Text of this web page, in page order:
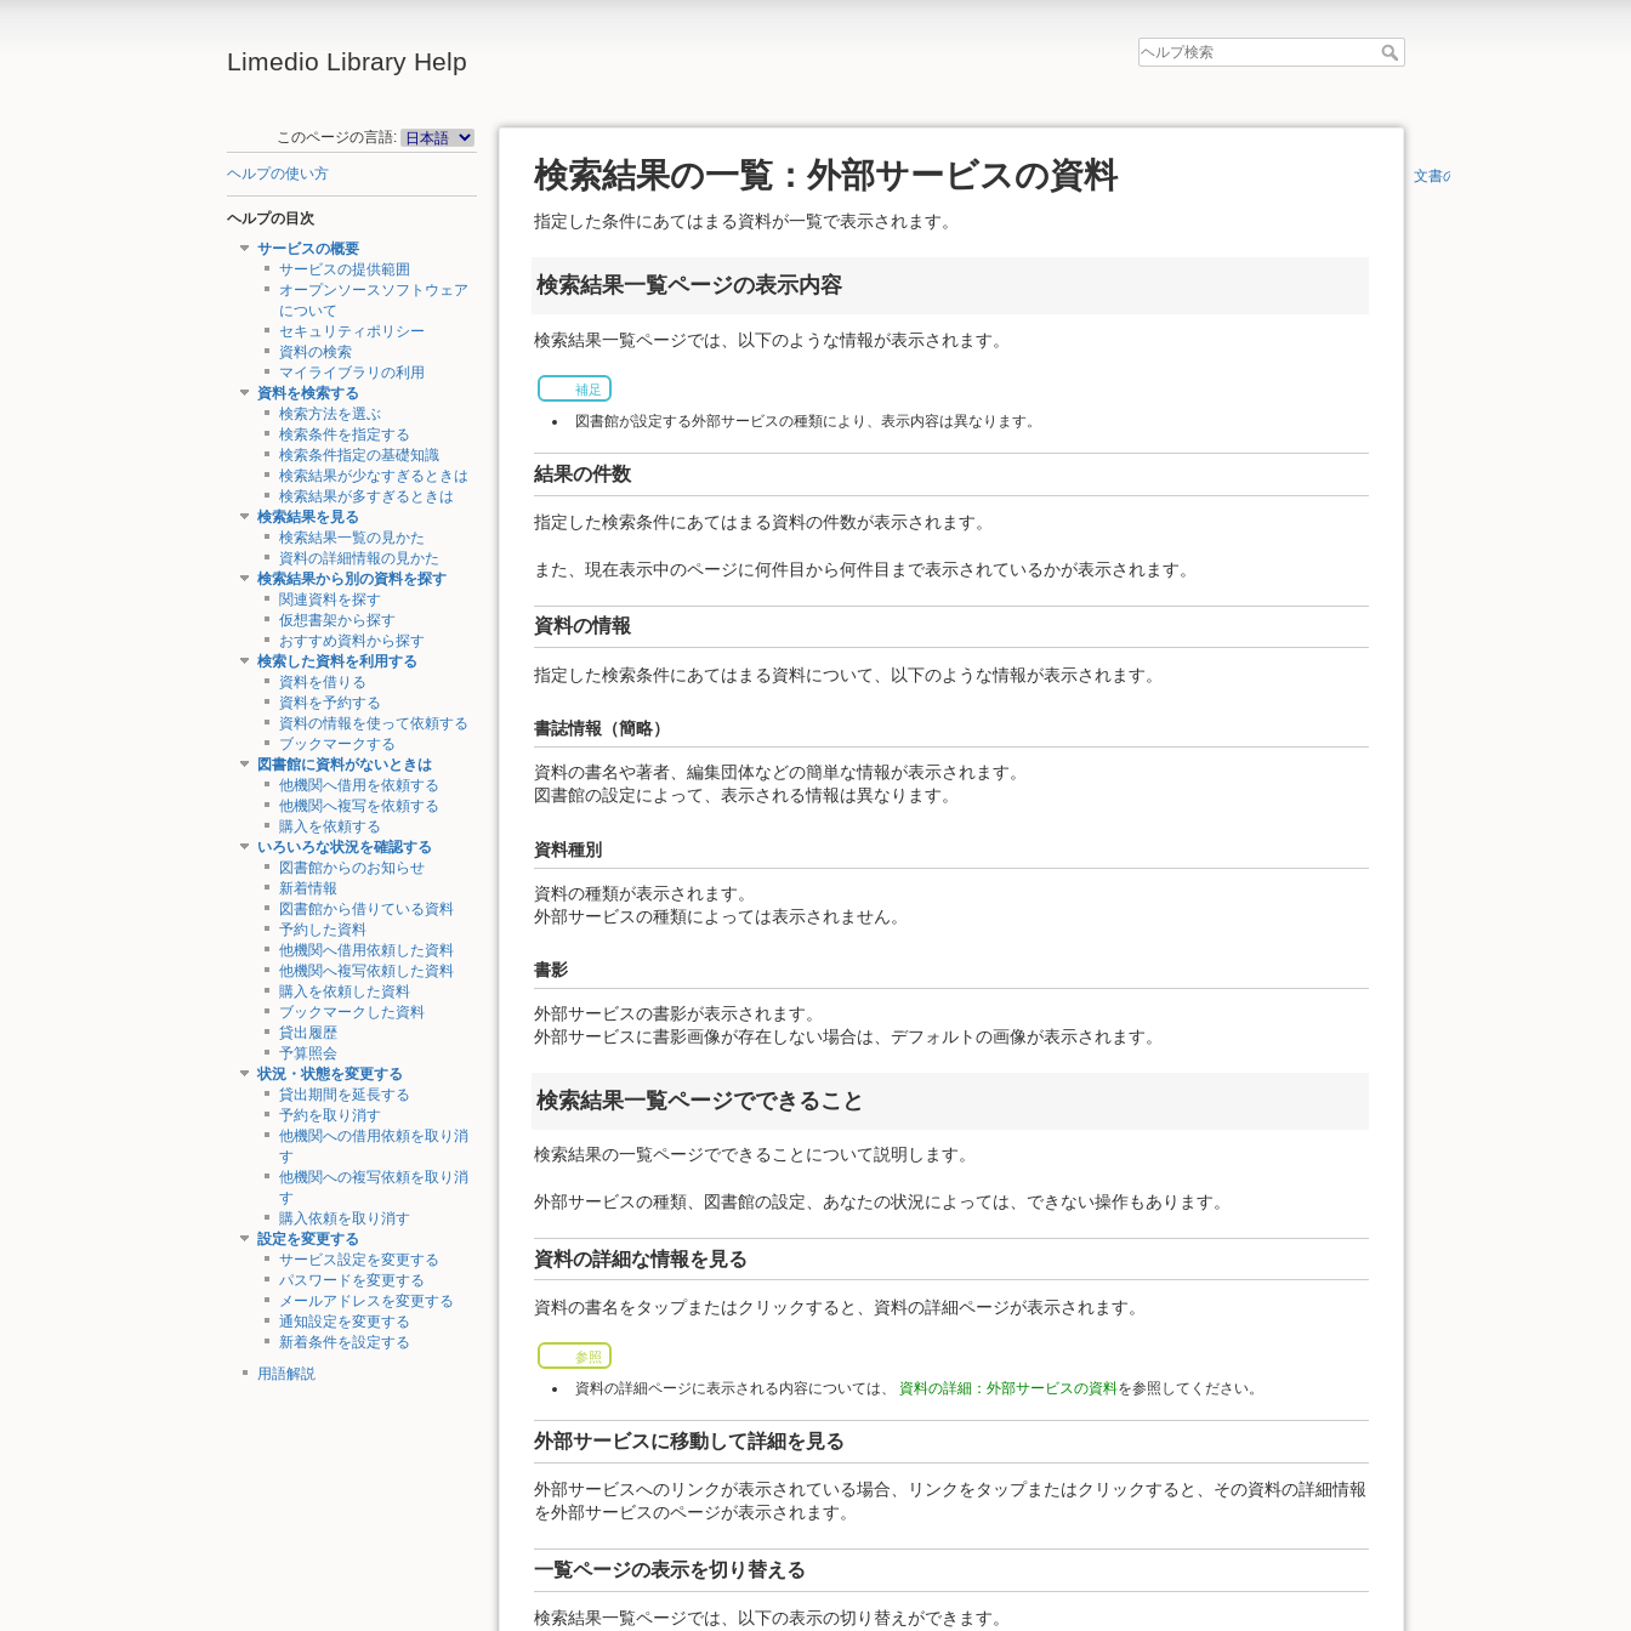
Limedio Library Help
このページの言語:
ヘルプの使い方
ヘルプの目次
サービスの概要
サービスの提供範囲
オープンソースソフトウェア
について
セキュリティポリシー
資料の検索
マイライブラリの利用
資料を検索する
検索方法を選ぶ
検索条件を指定する
検索条件指定の基礎知識
検索結果が少なすぎるときは
検索結果が多すぎるときは
検索結果を見る
検索結果一覧の見かた
資料の詳細情報の見かた
検索結果から別の資料を探す
関連資料を探す
仮想書架から探す
おすすめ資料から探す
検索した資料を利用する
資料を借りる
資料を予約する
資料の情報を使って依頼する
ブックマークする
図書館に資料がないときは
他機関へ借用を依頼する
他機関へ複写を依頼する
購入を依頼する
いろいろな状況を確認する
図書館からのお知らせ
新着情報
図書館から借りている資料
予約した資料
他機関へ借用依頼した資料
他機関へ複写依頼した資料
購入を依頼した資料
ブックマークした資料
貸出履歴
予算照会
状況・状態を変更する
貸出期間を延長する
予約を取り消す
他機関への借用依頼を取り消
す
他機関への複写依頼を取り消
す
購入依頼を取り消す
設定を変更する
サービス設定を変更する
パスワードを変更する
メールアドレスを変更する
通知設定を変更する
新着条件を設定する
用語解説
検索結果の一覧：外部サービスの資料
指定した条件にあてはまる資料が一覧で表示されます。
検索結果一覧ページの表示内容
検索結果一覧ページでは、以下のような情報が表示されます。
補足
図書館が設定する外部サービスの種類により、表示内容は異なります。
結果の件数
指定した検索条件にあてはまる資料の件数が表示されます。
また、現在表示中のページに何件目から何件目まで表示されているかが表示されます。
資料の情報
指定した検索条件にあてはまる資料について、以下のような情報が表示されます。
書誌情報（簡略）
資料の書名や著者、編集団体などの簡単な情報が表示されます。
図書館の設定によって、表示される情報は異なります。
資料種別
資料の種類が表示されます。
外部サービスの種類によっては表示されません。
書影
外部サービスの書影が表示されます。
外部サービスに書影画像が存在しない場合は、デフォルトの画像が表示されます。
検索結果一覧ページでできること
検索結果の一覧ページでできることについて説明します。
外部サービスの種類、図書館の設定、あなたの状況によっては、できない操作もあります。
資料の詳細な情報を見る
資料の書名をタップまたはクリックすると、資料の詳細ページが表示されます。
参照
資料の詳細ページに表示される内容については、 資料の詳細：外部サービスの資料を参照してください。
外部サービスに移動して詳細を見る
外部サービスへのリンクが表示されている場合、リンクをタップまたはクリックすると、その資料の詳細情報
を外部サービスのページが表示されます。
一覧ページの表示を切り替える
検索結果一覧ページでは、以下の表示の切り替えができます。
文書の先頭へ